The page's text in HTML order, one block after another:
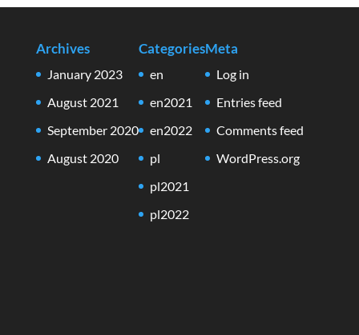
Archives
January 2023
August 2021
September 2020
August 2020
Categories
en
en2021
en2022
pl
pl2021
pl2022
Meta
Log in
Entries feed
Comments feed
WordPress.org